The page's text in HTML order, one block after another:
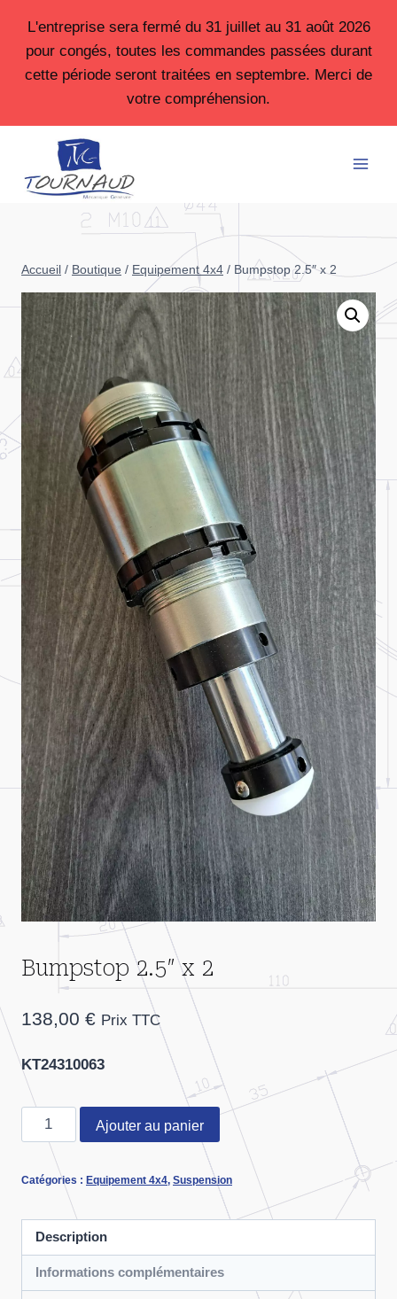
contenu
L'entreprise sera fermé du 31 juillet au 31 août 2026
pour congés, toutes les commandes passées durant
cette période seront traitées en septembre. Merci de
votre compréhension.
Accueil / Boutique / Equipement 4x4 / Bumpstop 2.5″ x 2
Bumpstop 2.5″ x 2
138,00 € Prix TTC
KT24310063
quantité
de
Bumpstop
2.5"
Ajouter au panier
Catégories : Equipement 4x4, Suspension
Description
Informations complémentaires